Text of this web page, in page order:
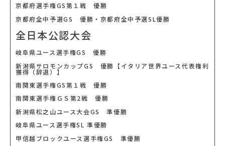
京都府選手権GS第１戦 優勝
京都府全中予選GS 優勝・京都府全中予選SL優勝
全日本公認大会
岐阜県ユース選手権GS 優勝
新潟県サロモンカップGS 優勝【イタリア世界ユース代表権利
獲得（辞退）】
南関東選手権GS第１戦 優勝
南関東選手権ＧＳ第2戦 優勝
新潟県松之山ユース大会GS 準優勝
岐阜県ユース選手権SL 準優勝
甲信越ブロックユース選手権GS 準優勝